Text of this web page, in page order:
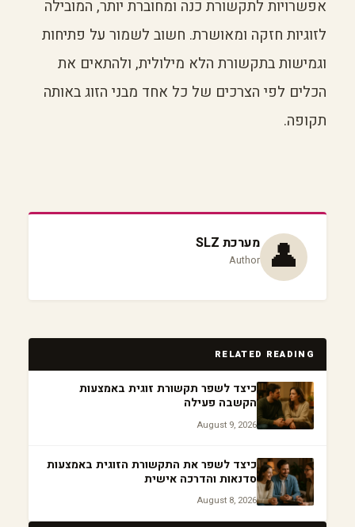
אפשרויות לתקשורת כנה ומחוברת יותר, המובילה
לזוגיות חזקה ומאושרת. חשוב לשמור על פתיחות
וגמישות בתקשורת הלא מילולית, ולהתאים את
הכלים לפי הצרכים של כל אחד מבני הזוג באותה
תקופה.
👤 מערכת SLZ
Author
RELATED READING
כיצד לשפר תקשורת זוגית באמצעות
הקשבה פעילה
August 9, 2026
כיצד לשפר את התקשורת הזוגית באמצעות
סדנאות והדרכה אישית
August 8, 2026